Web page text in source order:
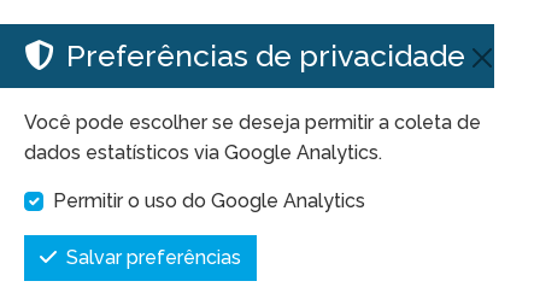
Preferências de privacidade
Você pode escolher se deseja permitir a coleta de
dados estatísticos via Google Analytics.
Permitir o uso do Google Analytics
Salvar preferências